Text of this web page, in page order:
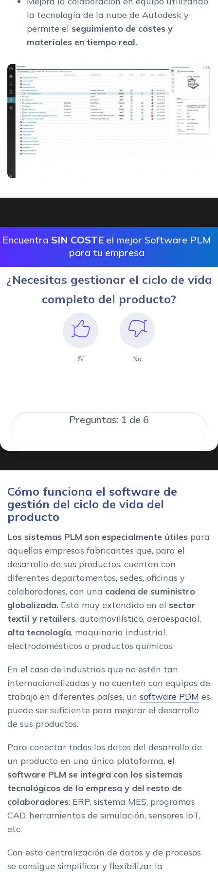
la tecnología de la nube de Autodesk y
permite el seguimiento de costes y
materiales en tiempo real.
Encuentra SIN COSTEel mejor Software PLM
para tu empresa
¿Necesitas gestionar el ciclo de vida
completo del producto?
Sí No
Preguntas: 1 de 6
Cómo funciona el software de
gestión del ciclo de vida del
producto
Los sistemas PLM son especialmente útiles para
aquellas empresas fabricantes que, para el
desarrollo de sus productos, cuentan con
diferentes departamentos, sedes, oficinas y
colaboradores, con una cadena de suministro
globalizada. Está muy extendido en el sector
textil y retailers, automovilístico, aeroespacial,
alta tecnología, maquinaria industrial,
electrodomésticos o productos químicos.
En el caso de industrias que no estén tan
internacionalizadas y no cuenten con equipos de
trabajo en diferentes países, un software PDM es
puede ser suficiente para mejorar el desarrollo
de sus productos.
Para conectar todos los datos del desarrollo de
un producto en una única plataforma, el
software PLM se integra con los sistemas
tecnológicos de la empresa y del resto de
colaboradores: ERP, sistema MES, programas
CAD, herramientas de simulación, sensores IoT,
etc.
Con esta centralización de datos y de procesos
se consigue simplificar y flexibilizar la